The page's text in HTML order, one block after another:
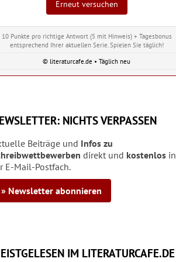
Erneut versuchen
10 Punkte pro richtige Antwort (5 mit Hinweis) + Tagesbonus
entsprechend Ihrer aktuellen Serie. Spielen Sie täglich!
© literaturcafe.de • Täglich neu
NICHTS VERPASSEN
Beiträge und Infos zu
direkt und kostenlos in
E-Mail-Postfach.
» Newsletter abonnieren
IM LITERATURCAFE.DE